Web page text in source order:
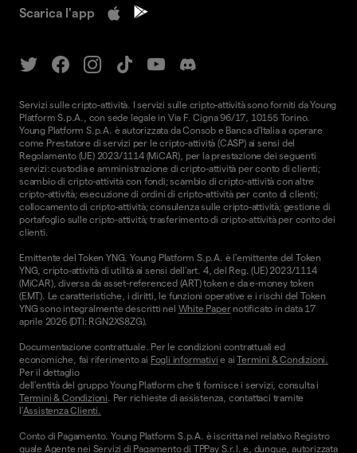
Scarica l'app
Servizi sulle cripto-attività. I servizi sulle cripto-attività sono forniti da Young
Platform S.p.A., con sede legale in Via F. Cigna 96/17, 10155 Torino.
Young Platform S.p.A. è autorizzata da Consob e Banca d'Italia a operare
come Prestatore di servizi per le cripto-attività (CASP) ai sensi del
Regolamento (UE) 2023/1114 (MiCAR), per la prestazione dei seguenti
servizi: custodia e amministrazione di cripto-attività per conto di clienti;
scambio di cripto-attività con fondi; scambio di cripto-attività con altre
cripto-attività; esecuzione di ordini di cripto-attività per conto di clienti;
collocamento di cripto-attività; consulenza sulle cripto-attività; gestione di
portafoglio sulle cripto-attività; trasferimento di cripto-attività per conto dei
clienti.
Emittente del Token YNG. Young Platform S.p.A. è l'emittente del Token
YNG, cripto-attività di utilità ai sensi dell'art. 4, del Reg. (UE) 2023/1114
(MiCAR), diversa da asset-referenced (ART) token e da e-money token
(EMT). Le caratteristiche, i diritti, le funzioni operative e i rischi del Token
YNG sono integralmente descritti nel White Papernotificato in data 17
aprile 2026 (DTI: RGN2XS8ZG).
Documentazione contrattuale. Per le condizioni contrattuali ed
economiche, fai riferimento ai Fogli informativi e aiTermini & Condizioni.
Per il dettaglio
dell'entità del gruppo Young Platform che ti fornisce i servizi, consulta i
Termini & Condizioni. Per richieste di assistenza, contattaci tramite
l'Assistenza Clienti.
Conto di Pagamento. Young Platform S.p.A. è iscritta nel relativo Registro
quale Agente nei Servizi di Pagamento di TPPay S.r.l. e, dunque, autorizzata